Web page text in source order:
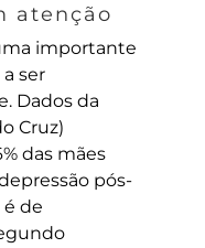
atenção
importante
ser
Dados da
Cruz)
das mães
pós-
de